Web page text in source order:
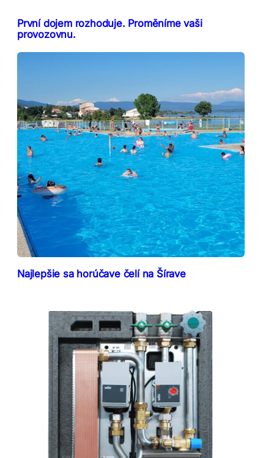
První dojem rozhoduje. Proměníme vaši
provozovnu.
Najlepšie sa horúčave čelí na Šírave